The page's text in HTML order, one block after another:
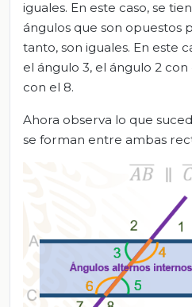
iguales. En este caso, se
ángulos que son opuestos
tanto, son iguales. En este
el ángulo 3, el ángulo 2
con el 8.
Ahora observa lo que
se forman entre ambas